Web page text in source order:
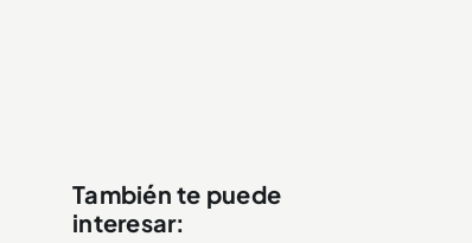
57 segundos
También te puede
interesar: